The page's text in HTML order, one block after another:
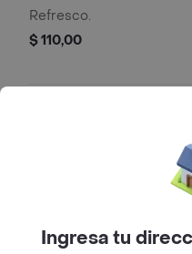
Refresco.
$ 110,00
Ingresa tu